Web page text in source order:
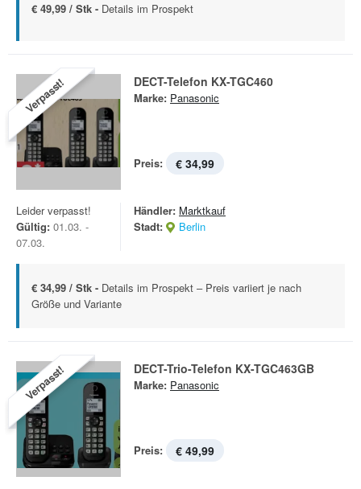
€ 49,99 / Stk - Details im Prospekt
Verpasst! DECT-Telefon KX-TGC460
Marke: Panasonic
Preis: € 34,99
Leider verpasst!
Gültig: 01.03. -
07.03.
Händler: Marktkauf
Stadt:
Berlin
€ 34,99 / Stk - Details im Prospekt – Preis variiert je nach
Größe und Variante
Verpasst! DECT-Trio-Telefon KX-TGC463GB
Marke: Panasonic
Preis: € 49,99